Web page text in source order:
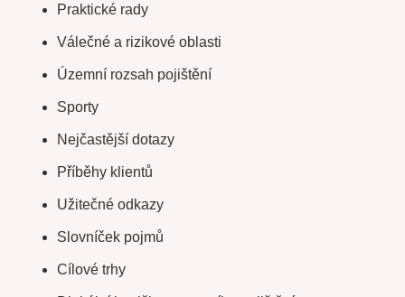
Praktické rady
Válečné a rizikové oblasti
Územní rozsah pojištění
Sporty
Nejčastější dotazy
Příběhy klientů
Užitečné odkazy
Slovníček pojmů
Cílové trhy